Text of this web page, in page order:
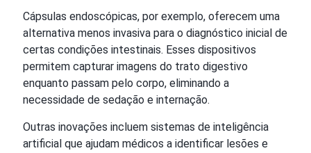
Cápsulas endoscópicas, por exemplo, oferecem uma
alternativa menos invasiva para o diagnóstico inicial de
certas condições intestinais. Esses dispositivos
permitem capturar imagens do trato digestivo
enquanto passam pelo corpo, eliminando a
necessidade de sedação e internação.
Outras inovações incluem sistemas de inteligência
artificial que ajudam médicos a identificar lesões e